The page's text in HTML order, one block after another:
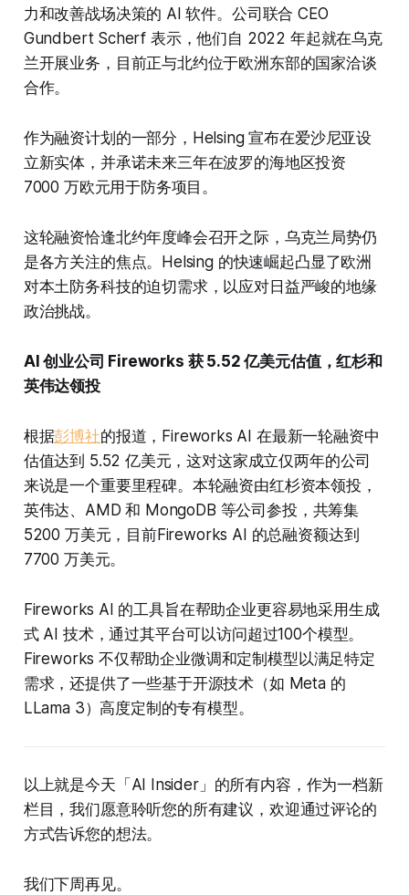
力和改善战场决策的 AI 软件。公司联合 CEO
Gundbert Scherf 表示，他们自 2022 年起就在乌克
兰开展业务，目前正与北约位于欧洲东部的国家洽谈
合作。
作为融资计划的一部分，Helsing 宣布在爱沙尼亚设
立新实体，并承诺未来三年在波罗的海地区投资
7000 万欧元用于防务项目。
这轮融资恰逢北约年度峰会召开之际，乌克兰局势仍
是各方关注的焦点。Helsing 的快速崛起凸显了欧洲
对本土防务科技的迫切需求，以应对日益严峻的地缘
政治挑战。
AI 创业公司 Fireworks 获 5.52 亿美元估值，红杉和
英伟达领投
根据彭博社的报道，Fireworks AI 在最新一轮融资中
估值达到 5.52 亿美元，这对这家成立仅两年的公司
来说是一个重要里程碑。本轮融资由红杉资本领投，
英伟达、AMD 和 MongoDB 等公司参投，共筹集
5200 万美元，目前Fireworks AI 的总融资额达到
7700 万美元。
Fireworks AI 的工具旨在帮助企业更容易地采用生成
式 AI 技术，通过其平台可以访问超过100个模型。
Fireworks 不仅帮助企业微调和定制模型以满足特定
需求，还提供了一些基于开源技术（如 Meta 的
LLama 3）高度定制的专有模型。
以上就是今天「AI Insider」的所有内容，作为一档新
栏目，我们愿意聆听您的所有建议，欢迎通过评论的
方式告诉您的想法。
我们下周再见。